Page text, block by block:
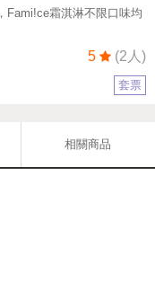
Fami!ce霜淇淋不限口味均
5 (2人)
套票
相關商品